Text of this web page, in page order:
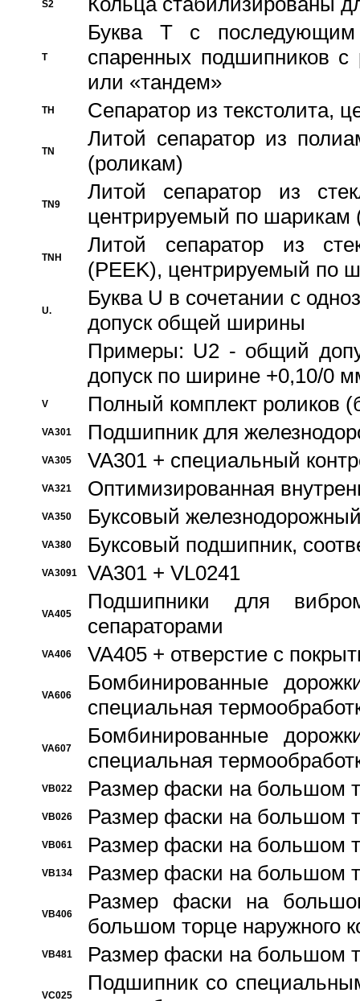
S2
T
Буква T с
спаренных подшипников
или «тандем»
TH Сепаратор из текстолита,
TN
Литой сепаратор из
(роликам)
TN9
Литой сепаратор из
центрируемый по шарикам
TNH
Литой сепаратор из
(PEEK), центрируемый по
U.
Буква U в сочетании с
допуск общей ширины
Примеры: U2 - общий
допуск по ширине +0,10/0
V Полный комплект роликов
VA301 Подшипник для
VA305 VA301 + специальный
VA321 Оптимизированная
VA350 Буксовый
VA380 Буксовый подшипник,
VA3091 VA301 + VL0241
VA405
Подшипники для
сепараторами
VA406 VA405 + отверстие с
VA606
Бомбинированные
специальная
VA607
Бомбинированные
специальная
VB022 Размер фаски на большом
VB026 Размер фаски на большом
VB061 Размер фаски на большом
VB134 Размер фаски на большом
VB406
Размер фаски на
большом торце наружного
VB481 Размер фаски на большом
VC025
Подшипник со